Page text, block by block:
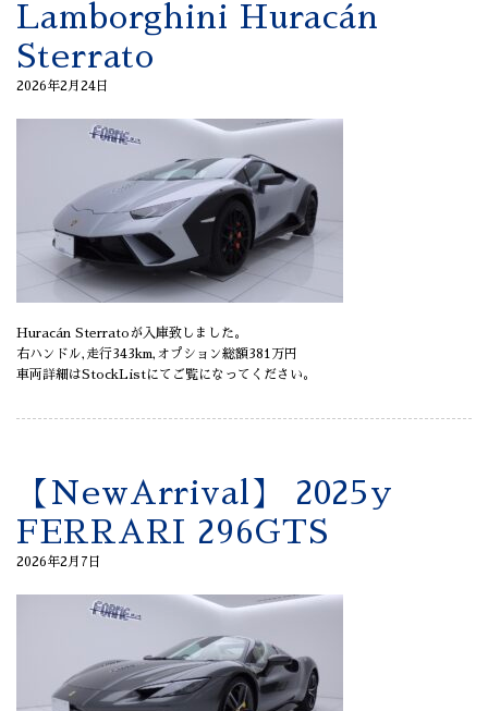
Lamborghini Huracán
Sterrato
2026年2月24日
Huracán Sterratoが入庫致しました。
右ハンドル,走行343km,オプション総額381万円
車両詳細はStockListにてご覧になってください。
【NewArrival】 2025y
FERRARI 296GTS
2026年2月7日